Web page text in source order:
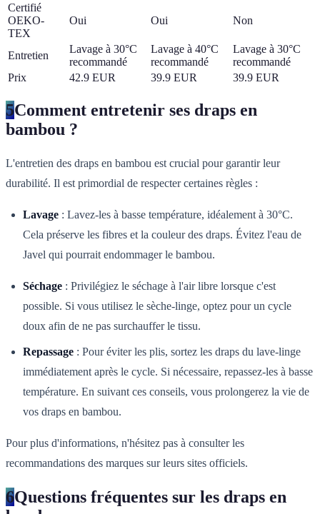
Certifié
OEKO-
TEX
Oui Oui Non
Entretien
Lavage à 30°C
recommandé
Lavage à 40°C
recommandé
Lavage à 30°C
recommandé
Prix
42.9 EUR 39.9 EUR 39.9 EUR
5Comment entretenir ses draps en
bambou ?
L'entretien des draps en bambou est crucial pour garantir leur
durabilité. Il est primordial de respecter certaines règles :
Lavage : Lavez-les à basse température, idéalement à 30°C.
Cela préserve les fibres et la couleur des draps. Évitez l'eau de
Javel qui pourrait endommager le bambou.
Séchage : Privilégiez le séchage à l'air libre lorsque c'est
possible. Si vous utilisez le sèche-linge, optez pour un cycle
doux afin de ne pas surchauffer le tissu.
Repassage : Pour éviter les plis, sortez les draps du lave-linge
immédiatement après le cycle. Si nécessaire, repassez-les à basse
température. En suivant ces conseils, vous prolongerez la vie de
vos draps en bambou.
Pour plus d'informations, n'hésitez pas à consulter les
recommandations des marques sur leurs sites officiels.
6Questions fréquentes sur les draps en